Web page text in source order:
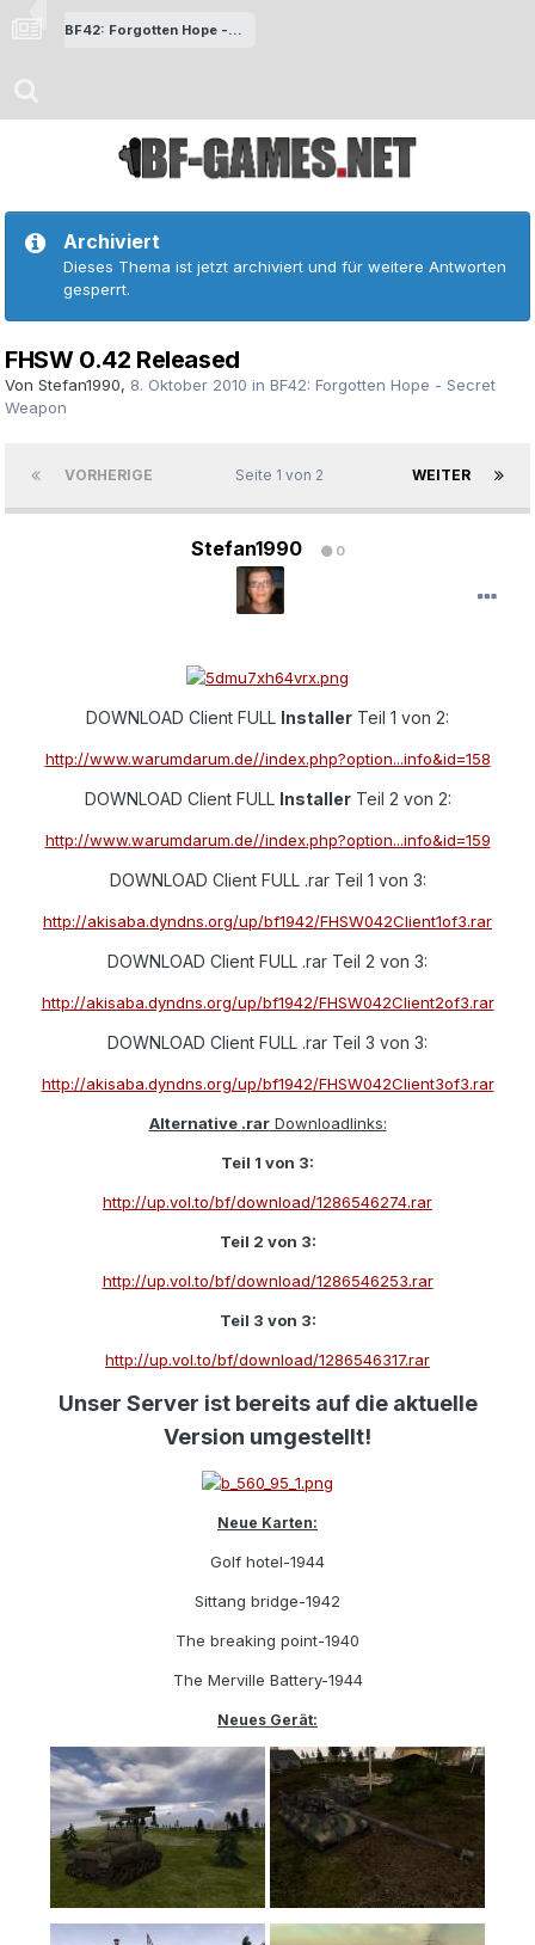
BF42: Forgotten Hope - Secret Weapon
Archiviert
Dieses Thema ist jetzt archiviert und für weitere Antworten
gesperrt.
FHSW 0.42 Released
Von Stefan1990, 8. Oktober 2010 in BF42: Forgotten Hope - Secret
Weapon
VORHERIGE WEITER
Seite 1 von 2
Stefan1990 0
DOWNLOAD Client FULL Installer Teil 1 von 2:
http://www.warumdarum.de//index.php?option...info&id=158
DOWNLOAD Client FULL InstallerTeil 2 von 2:
http://www.warumdarum.de//index.php?option...info&id=159
DOWNLOAD Client FULL .rar Teil 1 von 3:
http://akisaba.dyndns.org/up/bf1942/FHSW042Client1of3.rar
DOWNLOAD Client FULL .rar Teil 2 von 3:
http://akisaba.dyndns.org/up/bf1942/FHSW042Client2of3.rar
DOWNLOAD Client FULL .rar Teil 3 von 3:
http://akisaba.dyndns.org/up/bf1942/FHSW042Client3of3.rar
Alternative .rarDownloadlinks:
Teil 1 von 3:
http://up.vol.to/bf/download/1286546274.rar
Teil 2 von 3:
http://up.vol.to/bf/download/1286546253.rar
Teil 3 von 3:
http://up.vol.to/bf/download/1286546317.rar
Unser Server ist bereits auf die aktuelle
Version umgestellt!
Neue Karten:
Golf hotel-1944
Sittang bridge-1942
The breaking point-1940
The Merville Battery-1944
Neues Gerät: